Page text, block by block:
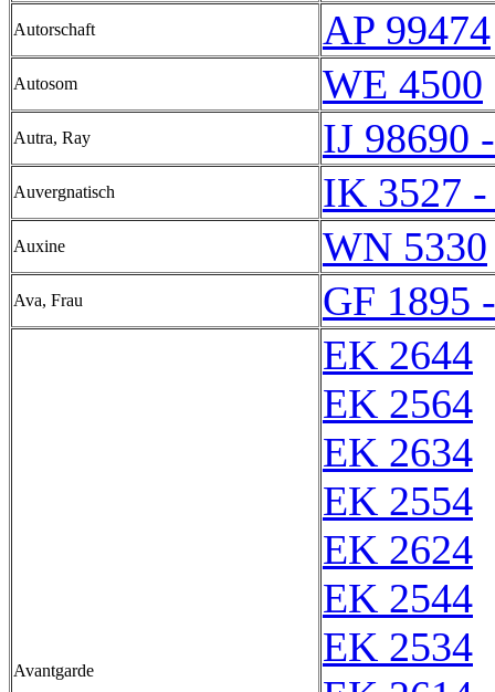
Autorschaft AP 99474
Autosom WE 4500
Autra, Ray IJ 98690
Auvergnatisch IK 3527
Auxine WN 5330
Ava, Frau GF 1895
Avantgarde
EK 2644
EK 2564
EK 2634
EK 2554
EK 2624
EK 2544
EK 2534